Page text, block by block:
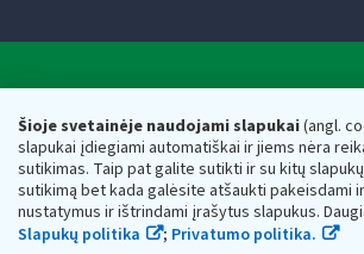
Šioje svetainėje naudojami slapukai(angl.
slapukai įdiegiami automatiškai ir jiems nėra
sutikimas. Taip pat galite sutikti ir su kitų
sutikimą bet kada galėsite atšaukti pakeisdami
nustatymus ir ištrindami įrašytus slapukus.
Slapukų politika
; Privatumo politika.
Respublikos finansų ministerijos
Biudžetinė įstaiga. Juridinio asmens kodas —
adresas: Vasario 16-osios g. 14, 01107 Vilnius,
vmi@vmi.lt, E. pristatymo dėžutės adresas
Duomenys apie Valstybinę mokesčių inspekciją
Respublikos finansų ministerijos kaupiami ir